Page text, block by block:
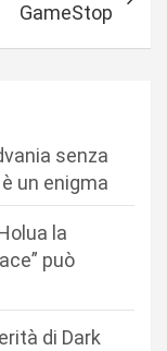
GameStop
senza
un enigma
la
può
di Dark